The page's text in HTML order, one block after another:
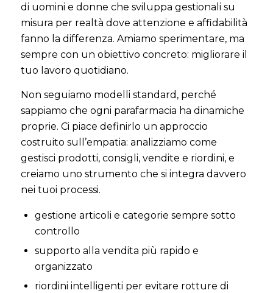
di uomini e donne che sviluppa gestionali su
misura per realtà dove attenzione e affidabilità
fanno la differenza. Amiamo sperimentare, ma
sempre con un obiettivo concreto: migliorare il
tuo lavoro quotidiano.
Non seguiamo modelli standard, perché
sappiamo che ogni parafarmacia ha dinamiche
proprie. Ci piace definirlo un approccio
costruito sull’empatia: analizziamo come
gestisci prodotti, consigli, vendite e riordini, e
creiamo uno strumento che si integra davvero
nei tuoi processi.
gestione articoli e categorie sempre sotto
controllo
supporto alla vendita più rapido e
organizzato
riordini intelligenti per evitare rotture di